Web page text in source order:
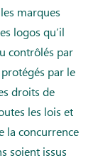
marques
logos qu’il
contrôlés par
par le
droits de
les lois et
la concurrence
soient issus